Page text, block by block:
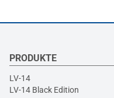
PRODUKTE
LV-14
LV-14 Black Edition